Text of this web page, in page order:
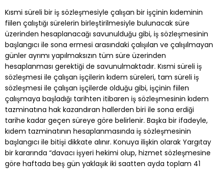
Kısmi süreli bir iş sözleşmesiyle çalışan bir işçinin kıdeminin
fiilen çalıştığı sürelerin birleştirilmesiyle bulunacak süre
üzerinden hesaplanacağı savunulduğu gibi, iş sözleşmesinin
başlangıcı ile sona ermesi arasındaki çalışılan ve çalışılmayan
günler ayrımı yapılmaksızın tüm süre üzerinden
hesaplanması gerektiği de savunulmaktadır. Kısmi süreli iş
sözleşmesi ile çalışan işçilerin kıdem süreleri, tam süreli iş
sözleşmesi ile çalışan işçilerde olduğu gibi, işçinin fiilen
çalışmaya başladığı tarihten itibaren iş sözleşmesinin kıdem
tazminatına hak kazandıran hallerden biri ile sona erdiği
tarihe kadar geçen süreye göre belirlenir. Başka bir ifadeyle,
kıdem tazminatının hesaplanmasında iş sözleşmesinin
başlangıcı ile bitişi dikkate alınır. Konuya ilişkin olarak Yargıtay
bir kararında “davacı işyeri hekimi olup, hizmet sözleşmesine
göre haftada beş gün yaklaşık iki saatten ayda toplam 41